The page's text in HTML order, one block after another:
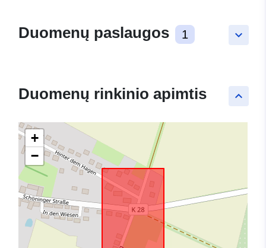
keyboard_arrow_down
Duomenų paslaugos 1
keyboard_arrow_up
Duomenų rinkinio apimtis
+
−